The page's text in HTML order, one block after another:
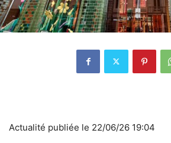
Actualité publiée le 22/06/26 19:04